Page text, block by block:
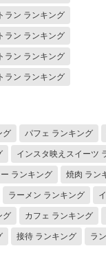
ラン ランキング
ラン ランキング
ラン ランキング
ラン ランキング
グ パフェ ランキング
インスタ映えスイーツ
ランキング 焼肉 ラン
ラーメン ランキング
グ カフェ ランキング
接待 ランキング ラ